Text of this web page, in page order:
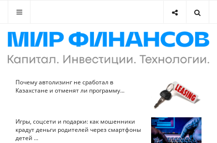
Почему автолизинг не сработал в
Казахстане и отменят ли программу...
Игры, соцсети и подарки: как мошенники
крадут деньги родителей через смартфоны
детей ...